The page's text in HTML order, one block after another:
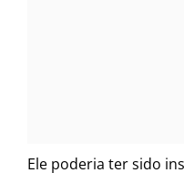
Ele poderia ter sido